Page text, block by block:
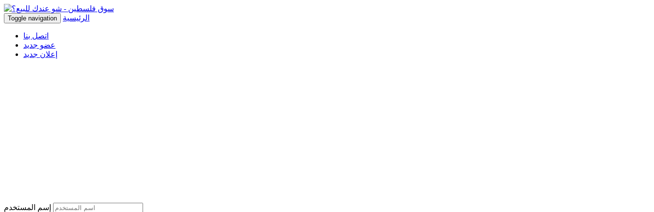
Toggle navigation الرئيسية
اتصل بنا
عضو جديد
إعلان جديد
إسم المستخدم